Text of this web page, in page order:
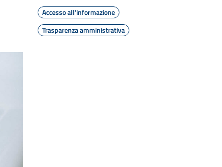
Accesso all'informazione
Trasparenza amministrativa